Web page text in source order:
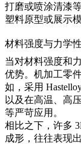
打磨或喷涂清漆
塑料原型或展示模
材料强度与力学
当对材料强度和
优势。机加工零
如，采用
以及在高温、高
等严苛应用。
相比之下，许多
成形，往往表现